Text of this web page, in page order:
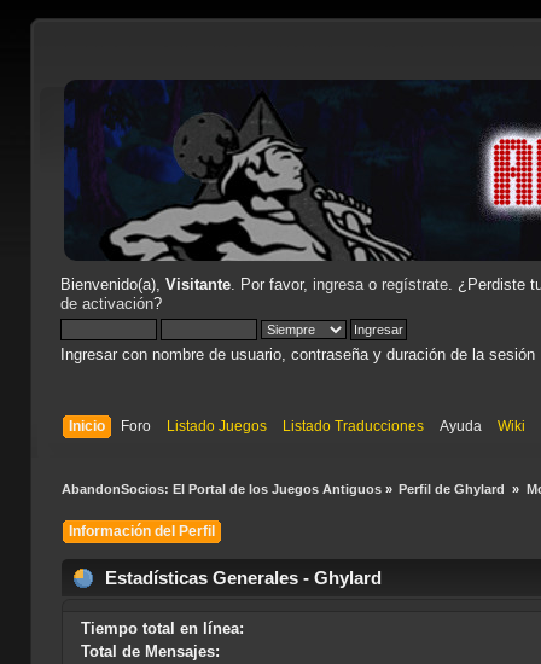
Bienvenido(a), Visitante. Por favor, ingresao regístrate. ¿Perdiste
de activación?
Ingresar con nombre de usuario, contraseña y duración de la sesión
Inicio Foro Listado Juegos Listado Traducciones Ayuda Wiki
AbandonSocios: El Portal de los Juegos Antiguos» Perfil de Ghylard »
Información del Perfil
Estadísticas Generales - Ghylard
Tiempo total en línea:
Total de Mensajes: